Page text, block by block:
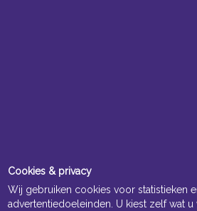
Cookies & privacy
Wij gebruiken cookies voor statistieken
advertentiedoeleinden. U kiest zelf wat u